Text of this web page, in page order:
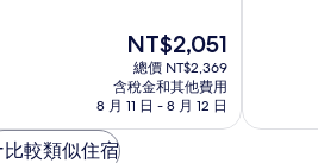
現
在
價
格
為
NT$2,051
總價 NT$2,369
含稅金和其他費用
8 月 11 日 - 8 月 12 日
論
比較類似住宿